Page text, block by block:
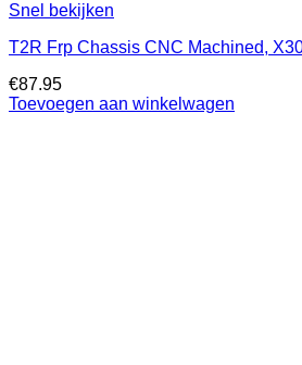
Snel bekijken
T2R Frp Chassis CNC Machined,
€87.95
Toevoegen aan winkelwagen